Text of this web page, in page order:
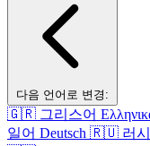
다음 언어로 변경:
🇬🇷 그리스어
일어 Deutsch 🇷🇺 러